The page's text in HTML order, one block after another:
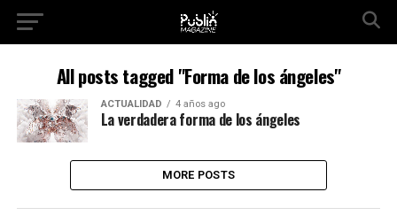
All posts tagged "Forma de los ángeles"
ACTUALIDAD 4 años ago
La verdadera forma de los ángeles
MORE POSTS